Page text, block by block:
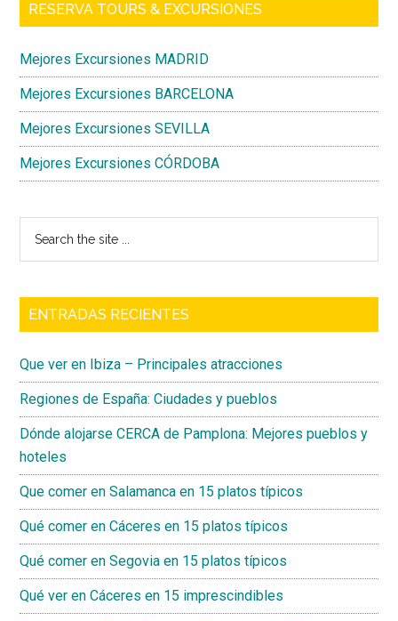
RESERVA TOURS & EXCURSIONES
Mejores Excursiones MADRID
Mejores Excursiones BARCELONA
Mejores Excursiones SEVILLA
Mejores Excursiones CÓRDOBA
...
ENTRADAS RECIENTES
Que ver en Ibiza – Principales atracciones
Regiones de España: Ciudades y pueblos
Dónde alojarse CERCA de Pamplona: Mejores pueblos y
hoteles
Que comer en Salamanca en 15 platos típicos
Qué comer en Cáceres en 15 platos típicos
Qué comer en Segovia en 15 platos típicos
Qué ver en Cáceres en 15 imprescindibles